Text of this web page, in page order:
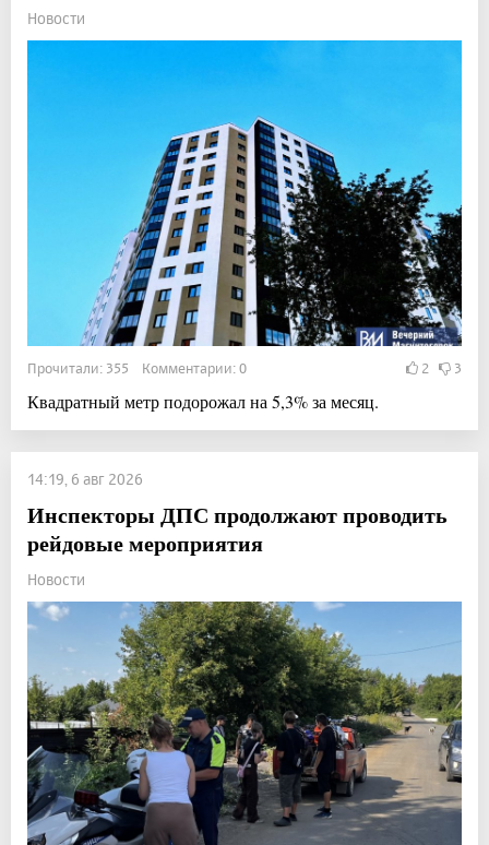
Новости
Прочитали: 355 Комментарии: 0 2 3
Квадратный метр подорожал на 5,3% за месяц.
14:19, 6 авг 2026
Инспекторы ДПС продолжают проводить
рейдовые мероприятия
Новости